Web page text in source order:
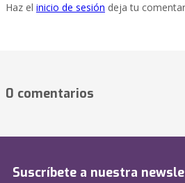
Haz el inicio de sesión deja tu
0 comentarios
Suscríbete a nuestra